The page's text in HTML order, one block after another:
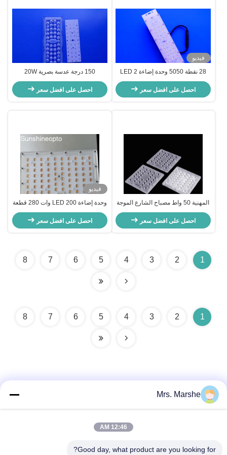
فيديو
28 نقطة 5050 وحدة إضاءة LED 2
سلسلة 14 دائرة متوازية PCB لضوء
الشارع 30W 50W 60W
احصل على افضل سعر
150 درجة عدسة بصرية 20W
SMD3030 وحدة إضاءة LED
احصل على افضل سعر
المهنية 50 واط مصباح الشارع الموجة
، وحدة الإضاءة الموجة استبدال مصباح
HPS
احصل على افضل سعر
فيديو
وحدة إضاءة LED 200 وات 280 قطعة
SMD 3030 مع مبدد حراري ومحرك
LED
احصل على افضل سعر
1
2
3
4
5
6
7
8
1
2
3
4
5
6
7
8
العنوان
Mrs. Marshe
12:46 AM
Good day, what product are you looking for?